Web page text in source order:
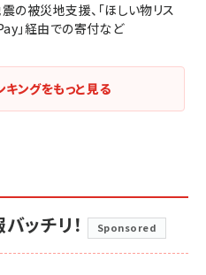
被災地支援、「ほしい物リス
」経由での寄付など
ングをもっと見る
ッチリ！ Sponsored